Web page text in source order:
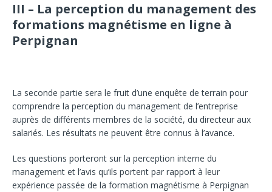
III – La perception du management des
formations magnétisme en ligne à
Perpignan
La seconde partie sera le fruit d’une enquête de terrain pour
comprendre la perception du management de l’entreprise
auprès de différents membres de la société, du directeur aux
salariés. Les résultats ne peuvent être connus à l’avance.
Les questions porteront sur la perception interne du
management et l’avis qu’ils portent par rapport à leur
expérience passée de la formation magnétisme à Perpignan